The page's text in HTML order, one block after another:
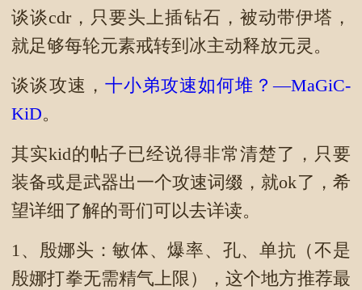
谈谈cdr，只要头上插钻石，被动带伊塔，
就足够每轮元素戒转到冰主动释放元灵。
谈谈攻速， 十小弟攻速如何堆？—MaGiC-
KiD。
其实kid的帖子已经说得非常清楚了，只要
装备或是武器出一个攻速词缀，就ok了，希
望详细了解的哥们可以去详读。
1、殷娜头：敏体、爆率、孔、单抗（不是
殷娜打拳无需精气上限），这个地方推荐最